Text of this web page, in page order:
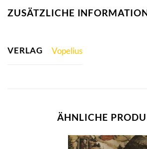
ZUSÄTZLICHE
VERLAG Vopelius
ÄHNLICHE